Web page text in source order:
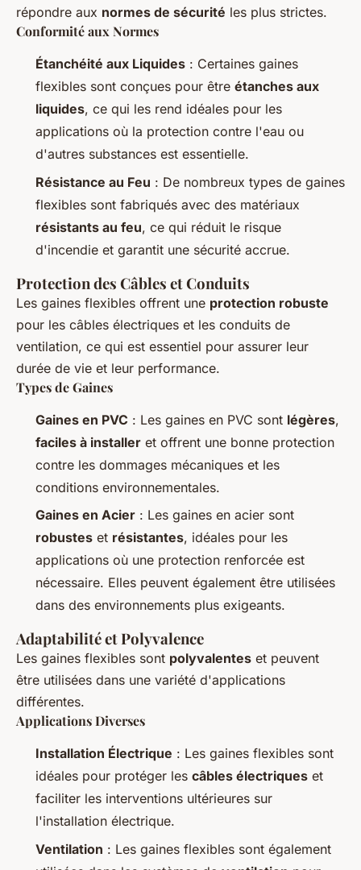
répondre aux normes de sécurité les plus strictes.
Conformité aux Normes
Étanchéité aux Liquides : Certaines gaines
flexibles sont conçues pour être étanches aux
liquides, ce qui les rend idéales pour les
applications où la protection contre l'eau ou
d'autres substances est essentielle.
Résistance au Feu : De nombreux types de gaines
flexibles sont fabriqués avec des matériaux
résistants au feu, ce qui réduit le risque
d'incendie et garantit une sécurité accrue.
Protection des Câbles et Conduits
Les gaines flexibles offrent une protection robuste
pour les câbles électriques et les conduits de
ventilation, ce qui est essentiel pour assurer leur
durée de vie et leur performance.
Types de Gaines
Gaines en PVC : Les gaines en PVC sont légères,
faciles à installer et offrent une bonne protection
contre les dommages mécaniques et les
conditions environnementales.
Gaines en Acier : Les gaines en acier sont
robustes et résistantes, idéales pour les
applications où une protection renforcée est
nécessaire. Elles peuvent également être utilisées
dans des environnements plus exigeants.
Adaptabilité et Polyvalence
Les gaines flexibles sont polyvalentes et peuvent
être utilisées dans une variété d'applications
différentes.
Applications Diverses
Installation Électrique : Les gaines flexibles sont
idéales pour protéger les câbles électriques et
faciliter les interventions ultérieures sur
l'installation électrique.
Ventilation : Les gaines flexibles sont également